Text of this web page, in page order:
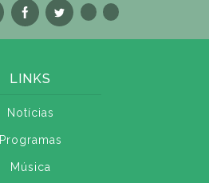
LINKS
Notícias
Programas
Música